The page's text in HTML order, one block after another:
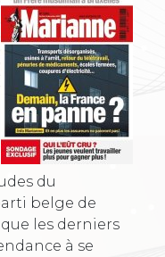
du
belge de
les derniers
à se